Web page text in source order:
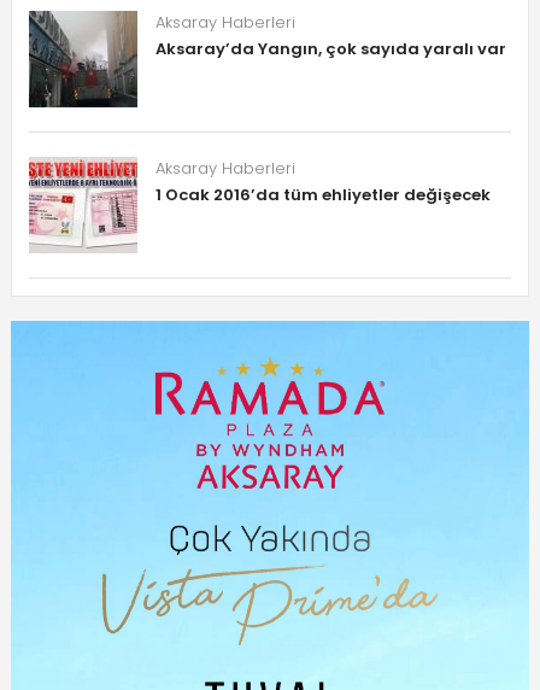
Aksaray Haberleri
Aksaray’da Yangın, çok sayıda yaralı var
Aksaray Haberleri
1 Ocak 2016’da tüm ehliyetler değişecek